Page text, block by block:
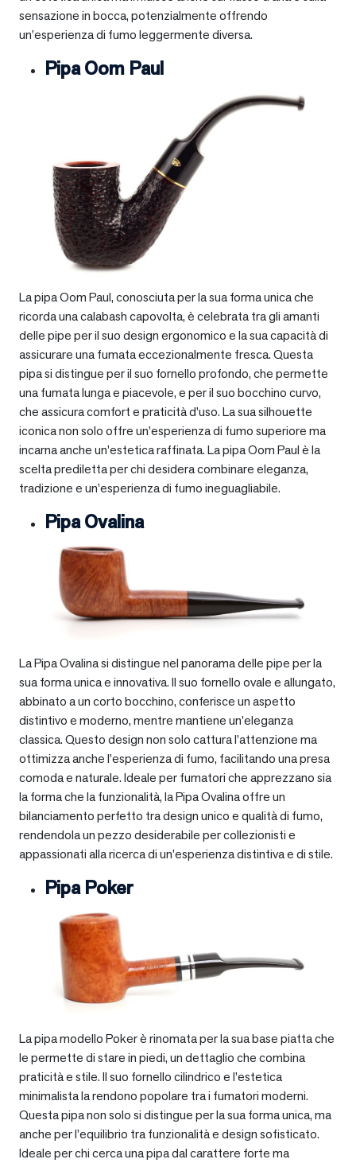
sensazione in bocca, potenzialmente offrendo
un’esperienza di fumo leggermente diversa.
Pipa Oom Paul
La pipa Oom Paul, conosciuta per la sua forma unica che
ricorda una calabash capovolta, è celebrata tra gli amanti
delle pipe per il suo design ergonomico e la sua capacità di
assicurare una fumata eccezionalmente fresca. Questa
pipa si distingue per il suo fornello profondo, che permette
una fumata lunga e piacevole, e per il suo bocchino curvo,
che assicura comfort e praticità d’uso. La sua silhouette
iconica non solo offre un’esperienza di fumo superiore ma
incarna anche un’estetica raffinata. La pipa Oom Paul è la
scelta prediletta per chi desidera combinare eleganza,
tradizione e un’esperienza di fumo ineguagliabile.
Pipa Ovalina
La Pipa Ovalina si distingue nel panorama delle pipe per la
sua forma unica e innovativa. Il suo fornello ovale e allungato,
abbinato a un corto bocchino, conferisce un aspetto
distintivo e moderno, mentre mantiene un’eleganza
classica. Questo design non solo cattura l’attenzione ma
ottimizza anche l’esperienza di fumo, facilitando una presa
comoda e naturale. Ideale per fumatori che apprezzano sia
la forma che la funzionalità, la Pipa Ovalina offre un
bilanciamento perfetto tra design unico e qualità di fumo,
rendendola un pezzo desiderabile per collezionisti e
appassionati alla ricerca di un’esperienza distintiva e di stile.
Pipa Poker
La pipa modello Poker è rinomata per la sua base piatta che
le permette di stare in piedi, un dettaglio che combina
praticità e stile. Il suo fornello cilindrico e l’estetica
minimalista la rendono popolare tra i fumatori moderni.
Questa pipa non solo si distingue per la sua forma unica, ma
anche per l’equilibrio tra funzionalità e design sofisticato.
Ideale per chi cerca una pipa dal carattere forte ma